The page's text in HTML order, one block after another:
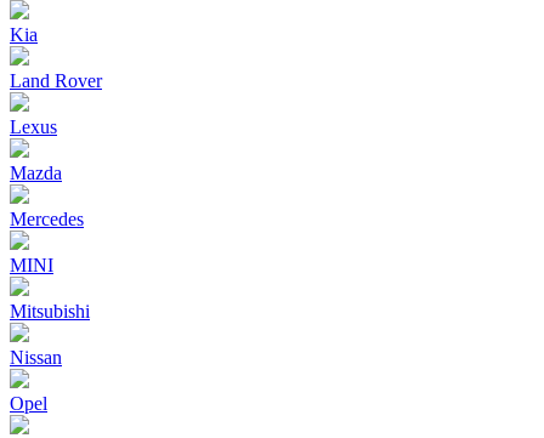
Kia
Land Rover
Lexus
Mazda
Mercedes
MINI
Mitsubishi
Nissan
Opel